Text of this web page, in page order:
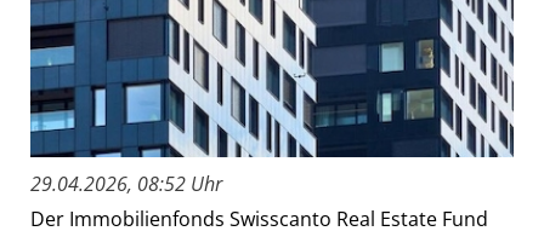
29.04.2026, 08:52 Uhr
Der Immobilienfonds Swisscanto Real Estate Fund